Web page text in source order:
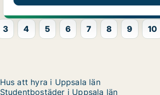
3 4 5 6 7 8 9 10
Hus att hyra i Uppsala län
Studentbostäder i Uppsala län